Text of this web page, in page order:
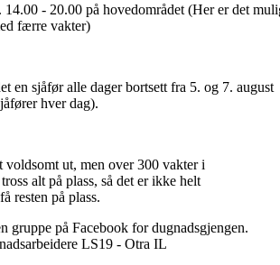
- 20.00 på hovedområdet (Her er det
færre vakter)
en sjåfør alle dager bortsett fra 5. og 7. august
hver dag).
voldsomt ut, men over 300 vakter i
alt på plass, så det er ikke helt
resten på plass.
gruppe på Facebook for dugnadsgjengen.
LS19 - Otra IL